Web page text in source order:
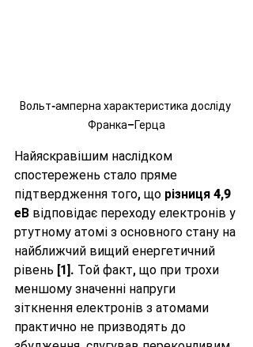
Вольт-амперна характеристика досліду
Франка–Герца
Найяскравішим наслідком
спостережень стало пряме
підтвердження того, що різниця 4,9
еВ відповідає переходу електронів у
ртутному атомі з основного стану на
найближчий вищий енергетичний
рівень [1]. Той факт, що при трохи
меншому значенні напруги
зіткнення електронів з атомами
практично не призводять до